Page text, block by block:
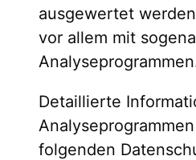
ausgewertet
vor allem mit
Detaillierte
folgenden